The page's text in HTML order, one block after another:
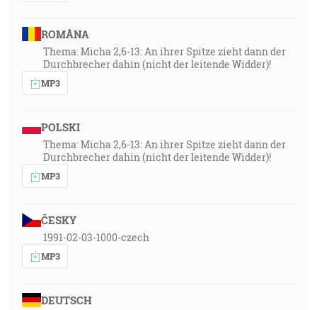
ROMÂNA
Thema: Micha 2,6-13: An ihrer Spitze zieht dann der
Durchbrecher dahin (nicht der leitende Widder)!
MP3
POLSKI
Thema: Micha 2,6-13: An ihrer Spitze zieht dann der
Durchbrecher dahin (nicht der leitende Widder)!
MP3
ČESKY
1991-02-03-1000-czech
MP3
DEUTSCH